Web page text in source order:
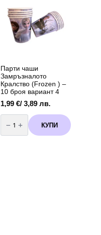
броя
Парти чаши
Замръзналото
Кралство (Frozen ) –
10 броя вариант 4
1,99 €/ 3,89 лв.
количество
за
Парти
чаши
КУПИ